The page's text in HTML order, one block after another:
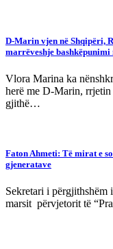
D-Marin vjen në Shqipëri,
marrëveshje
Vlora Marina ka
herë me D-Marin,
gjithë…
Faton Ahmeti: Të mirat e
gjeneratave
Sekretari i
marsit përvjetorit të